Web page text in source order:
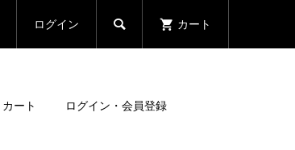
ログイン  カート
カート ログイン・会員登録